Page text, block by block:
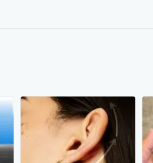
pe Pinterest
prin whatsapp